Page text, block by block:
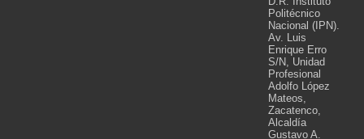
Politécnico
Nacional (IPN).
Av. Luis
Enrique Erro
S/N, Unidad
Profesional
Adolfo López
Mateos,
Zacatenco,
Alcaldía
Gustavo A.